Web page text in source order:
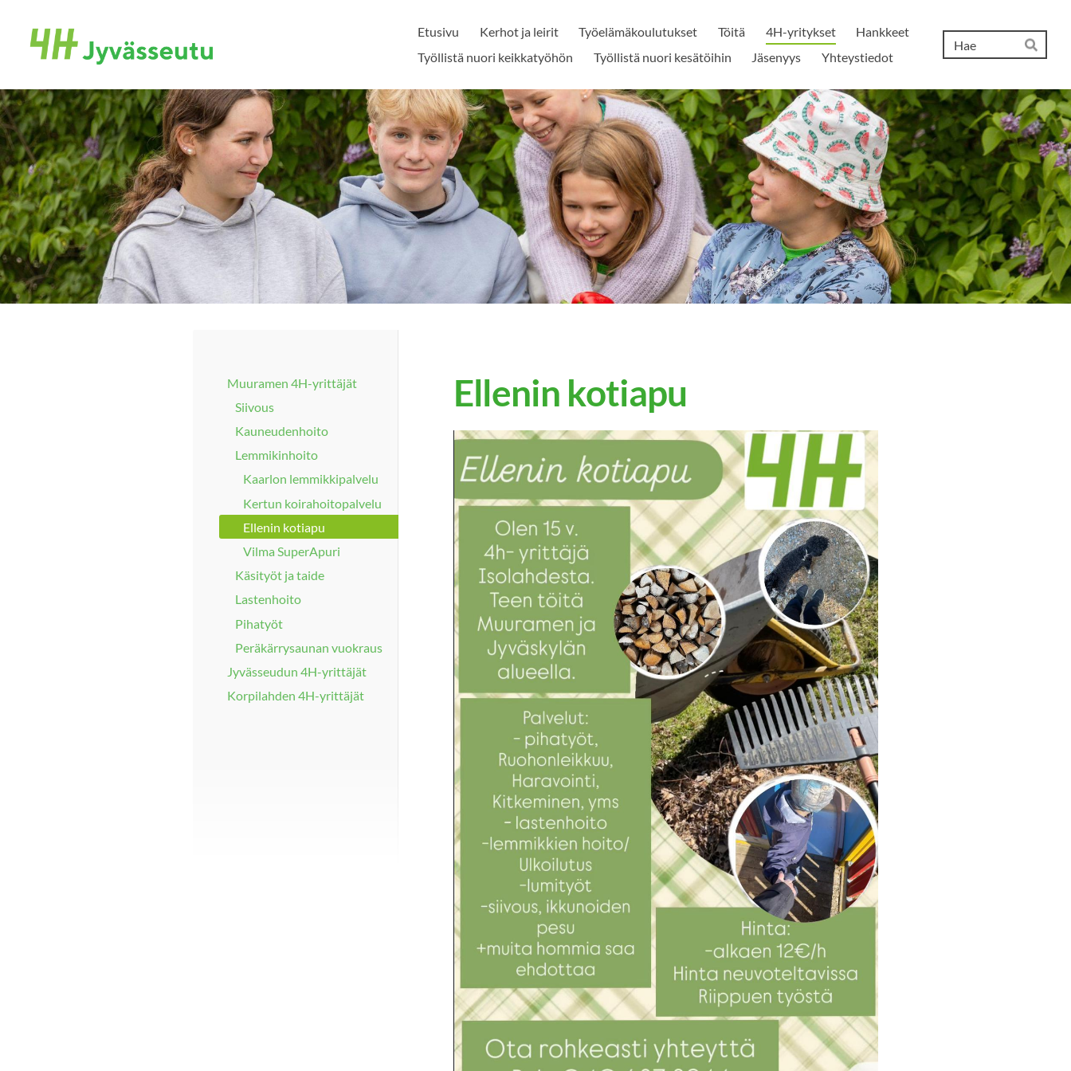
sivun
sisältöön
Jyvässeudun 4H-yhdistys ry
Etusivu Kerhot ja leirit Työelämäkoulutukset Töitä 4H-yritykset
Hankkeet
Työllistä nuori keikkatyöhön
Työllistä nuori kesätöihin Jäsenyys Yhteystiedot Hae
Muuramen 4H-yrittäjät
Siivous
Kauneudenhoito
Lemmikinhoito
Kaarlon lemmikkipalvelu
Kertun koirahoitopalvelu
Ellenin kotiapu
Vilma SuperApuri
Käsityöt ja taide
Lastenhoito
Pihatyöt
Peräkärrysaunan vuokraus
Jyvässeudun 4H-yrittäjät
Korpilahden 4H-yrittäjät
Ellenin kotiapu